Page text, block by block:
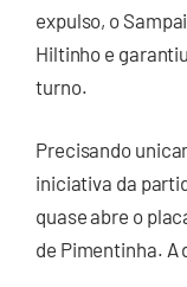
expulso, o
Hiltinho e
turno.
Precisando
iniciativa da
quase abre o
de Pimentinha. A